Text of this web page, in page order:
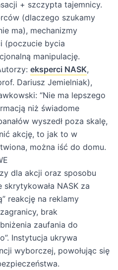
+ szczypta tajemnicy.
(dlaczego szukamy
ma), mechanizmy
(poczucie bycia
manipulację.
eksperci NASK,
Dariusz Jemielniak),
“Nie ma lepszego
niż świadome
wyszedł poza skalę,
akcję, to jak to w
można iść do domu.
dla akcji oraz sposobu
skrytykowała NASK za
reakcję na reklamy
brak
zaufania do
Instytucja ukrywa
wyborczej, powołując się